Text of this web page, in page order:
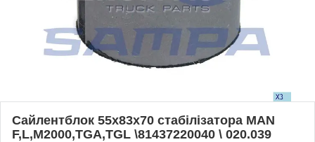
Сайлентблок 55x83x70 стабілізатора MAN
F,L,M2000,TGA,TGL \81437220040 \ 020.039